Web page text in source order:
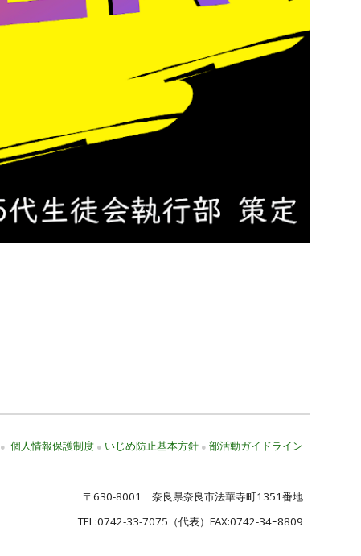
●個人情報保護制度 ● いじめ防止基本方針 ●部活動ガイドライン
〒630-8001 奈良県奈良市法華寺町1351番地
TEL:0742-33-7075 （代表）FAX:0742-34ｰ8809